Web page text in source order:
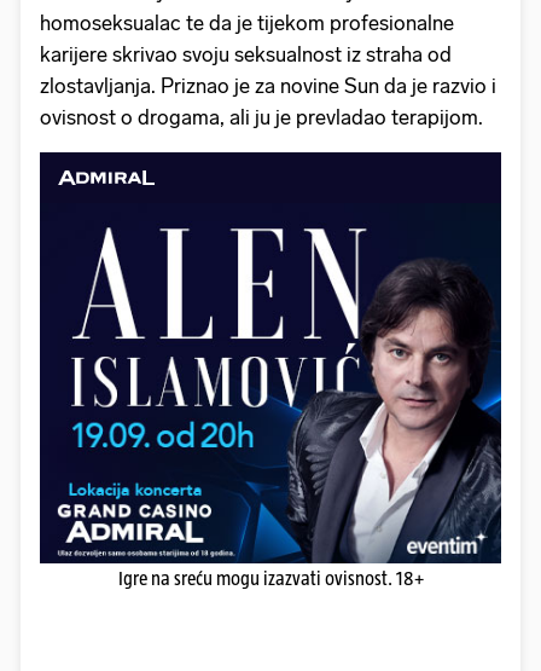
homoseksualac te da je tijekom profesionalne
karijere skrivao svoju seksualnost iz straha od
zlostavljanja. Priznao je za novine Sun da je razvio i
ovisnost o drogama, ali ju je prevladao terapijom.
Igre na sreću mogu izazvati ovisnost. 18+